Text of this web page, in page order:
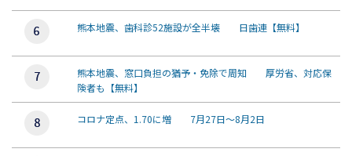
熊本地震、歯科診52施設が全半壊 日歯連【無料】
熊本地震、窓口負担の猶予・免除で周知 厚労省、対応保
険者も【無料】
コロナ定点、1.70に増 7月27日～8月2日